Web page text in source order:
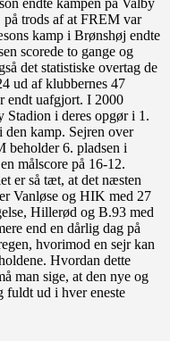
endte kampen på Valby
trods af at FREM var
kamp i Brønshøj endte
scorede to gange og
det statistiske overtag de
ud af klubbernes 47
endt uafgjort. I 2000
Stadion i deres opgør i 1.
kamp. Sejren over
beholder 6. pladsen i
målscore på 16-12.
er så tæt, at det næsten
Vanløse og HIK med 27
Hillerød og B.93 med
end en dårlig dag på
hvorimod en sejr kan
Hvordan dette
man sige, at den nye og
ud i hver eneste